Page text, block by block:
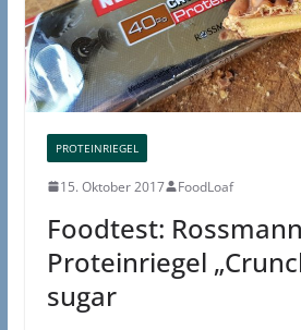
PROTEINRIEGEL
15. Oktober 2017 FoodLoaf
Foodtest: Rossmann
Proteinriegel
sugar